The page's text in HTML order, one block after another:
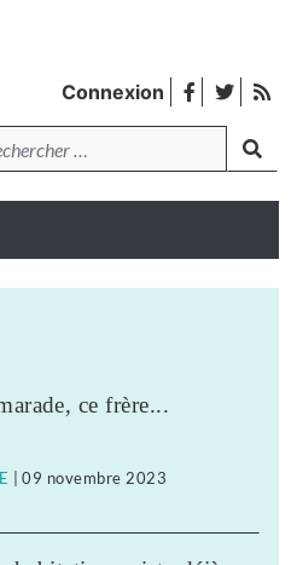
Connexion facebook
twitter
ce frère...
|09 novembre 2023